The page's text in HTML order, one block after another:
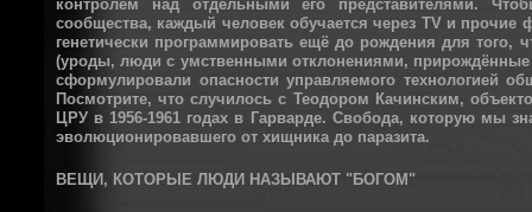
контролем над отдельными его представителями.
сообщества, каждый человек обучается через TV и
генетически программировать ещё до рождения для
(уроды, люди с умственными отклонениями,
сформулировали опасности управляемого технологией
Посмотрите, что случилось с Теодором Качинским,
ЦРУ в 1956-1961 годах в Гарварде. Свобода, которую мы
эволюционировавшего от хищника до паразита.
ВЕЩИ, КОТОРЫЕ ЛЮДИ НАЗЫВАЮТ "БОГОМ"